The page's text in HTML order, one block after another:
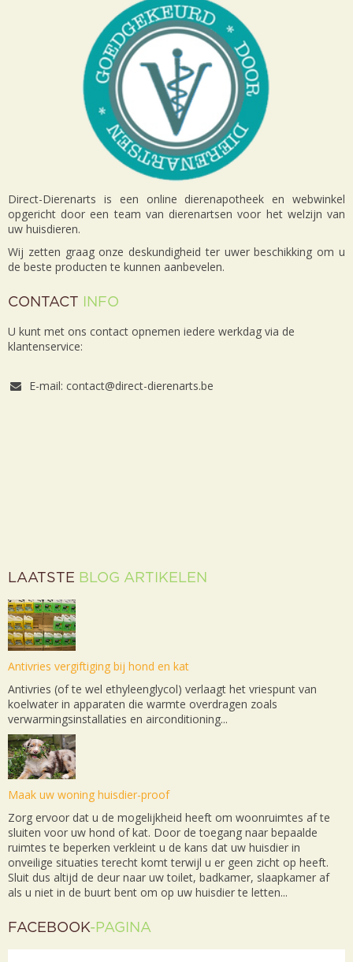
Direct-Dierenarts is een online dierenapotheek en webwinkel
opgericht door een team van dierenartsen voor het welzijn van
uw huisdieren.
Wij zetten graag onze deskundigheid ter uwer beschikking om u
de beste producten te kunnen aanbevelen.
CONTACT INFO
U kunt met ons contact opnemen iedere werkdag via de
klantenservice:
E-mail: contact@direct-dierenarts.be
LAATSTE BLOG ARTIKELEN
Antivries vergiftiging bij hond en kat
Antivries (of te wel ethyleenglycol) verlaagt het vriespunt van
koelwater in apparaten die warmte overdragen zoals
verwarmingsinstallaties en airconditioning...
Maak uw woning huisdier-proof
Zorg ervoor dat u de mogelijkheid heeft om woonruimtes af te
sluiten voor uw hond of kat. Door de toegang naar bepaalde
ruimtes te beperken verkleint u de kans dat uw huisdier in
onveilige situaties terecht komt terwijl u er geen zicht op heeft.
Sluit dus altijd de deur naar uw toilet, badkamer, slaapkamer af
als u niet in de buurt bent om op uw huisdier te letten...
FACEBOOK-PAGINA